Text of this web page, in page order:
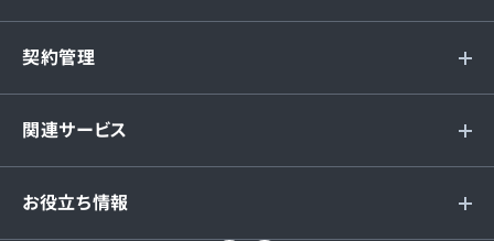
契約管理
関連サービス
お役立ち情報